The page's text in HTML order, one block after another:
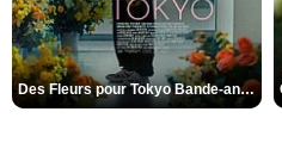
Des Fleurs pour Tokyo Bande-annonce VO STFR